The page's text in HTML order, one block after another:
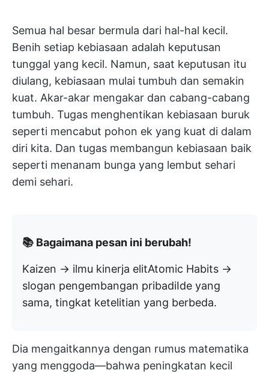
Semua hal besar bermula dari hal-hal kecil.
Benih setiap kebiasaan adalah keputusan
tunggal yang kecil. Namun, saat keputusan itu
diulang, kebiasaan mulai tumbuh dan semakin
kuat. Akar-akar mengakar dan cabang-cabang
tumbuh. Tugas menghentikan kebiasaan buruk
seperti mencabut pohon ek yang kuat di dalam
diri kita. Dan tugas membangun kebiasaan baik
seperti menanam bunga yang lembut sehari
demi sehari.
📚 Bagaimana pesan ini berubah!
Kaizen → ilmu kinerja elitAtomic Habits →
slogan pengembangan pribadiIde yang
sama, tingkat ketelitian yang berbeda.
Dia mengaitkannya dengan rumus matematika
yang menggoda—bahwa peningkatan kecil